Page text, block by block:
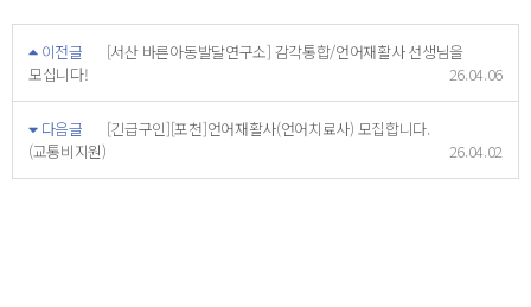
이전글
[서산 바른아동발달연구소] 감각통합/언어재활사 선생님을
모십니다!
26.04.06
다음글
[긴급구인][포천]언어재활사(언어치료사) 모집합니다.
(교통비지원)
26.04.02